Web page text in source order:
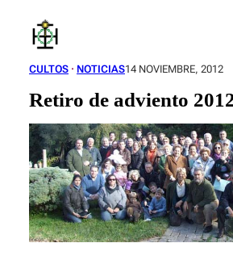
contenido
CULTOS · NOTICIAS14 NOVIEMBRE, 2012
Retiro de adviento